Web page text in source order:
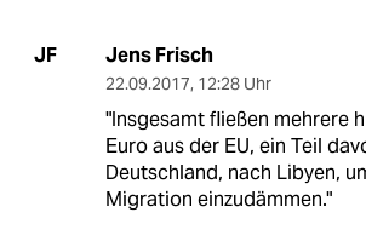
JF Jens Frisch
22.09.2017, 12:28 Uhr
"Insgesamt fließen mehrere
Euro aus der EU, ein Teil
Deutschland, nach Libyen,
Migration einzudämmen."